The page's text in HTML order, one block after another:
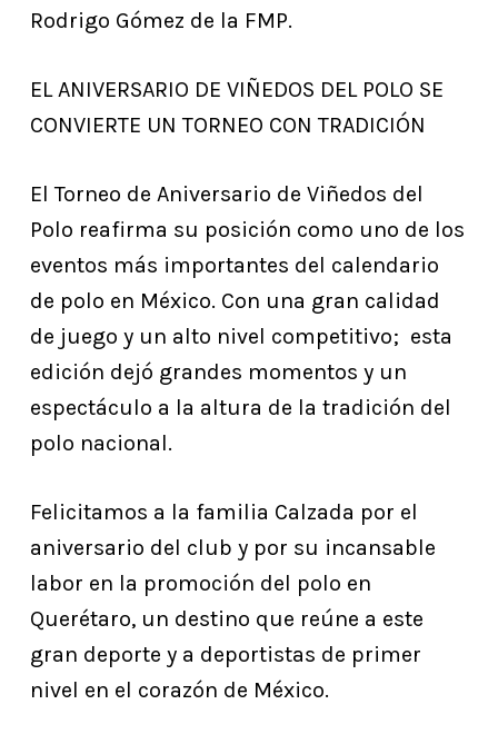
Rodrigo Gómez de la FMP.
EL ANIVERSARIO DE VIÑEDOS DEL POLO SE
CONVIERTE UN TORNEO CON TRADICIÓN
El Torneo de Aniversario de Viñedos del
Polo reafirma su posición como uno de los
eventos más importantes del calendario
de polo en México. Con una gran calidad
de juego y un alto nivel competitivo; esta
edición dejó grandes momentos y un
espectáculo a la altura de la tradición del
polo nacional.
Felicitamos a la familia Calzada por el
aniversario del club y por su incansable
labor en la promoción del polo en
Querétaro, un destino que reúne a este
gran deporte y a deportistas de primer
nivel en el corazón de México.